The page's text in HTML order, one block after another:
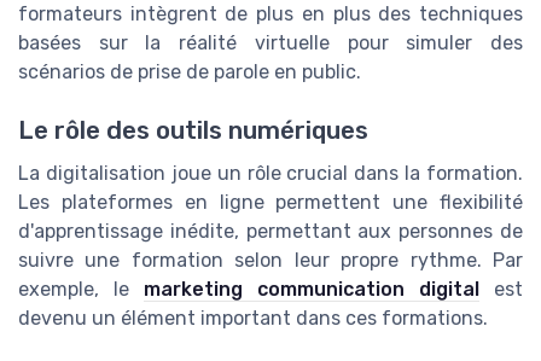
formateurs intègrent de plus en plus des techniques
basées sur la réalité virtuelle pour simuler des
scénarios de prise de parole en public.
Le rôle des outils numériques
La digitalisation joue un rôle crucial dans la formation.
Les plateformes en ligne permettent une flexibilité
d'apprentissage inédite, permettant aux personnes de
suivre une formation selon leur propre rythme. Par
exemple, le marketing communication digital est
devenu un élément important dans ces formations.